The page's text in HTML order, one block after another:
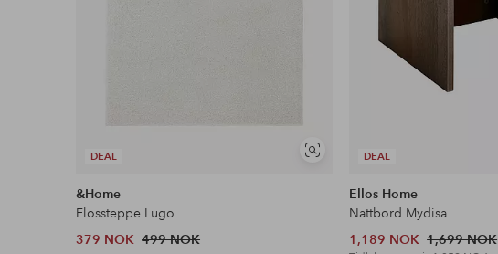
DEAL
Vis
&Home
Flossteppe Lugo
379 NOK 499 NOK
DEAL
Ellos Home
Nattbord Mydisa
1,189 NOK 1,699 NOK